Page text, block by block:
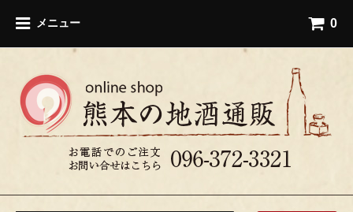
メニュー 0